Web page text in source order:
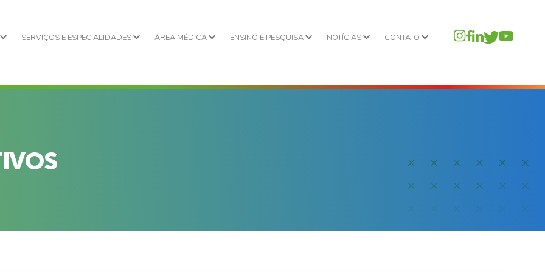
SERVIÇOS E ESPECIALIDADES ÁREA MÉDICA ENSINO E PESQUISA NOTÍCIAS CONTATO